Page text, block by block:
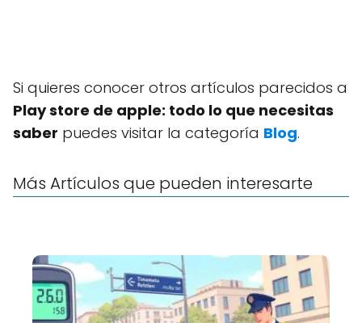
Si quieres conocer otros artículos parecidos a
Play store de apple: todo lo que necesitas
saber puedes visitar la categoría Blog.
Más Artículos que pueden interesarte